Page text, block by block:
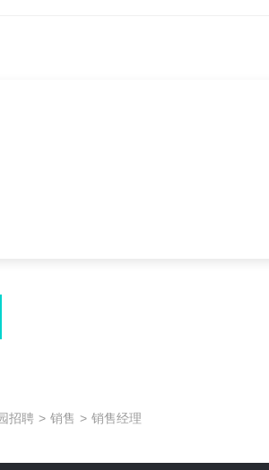
招聘 > 销售 > 销售经理